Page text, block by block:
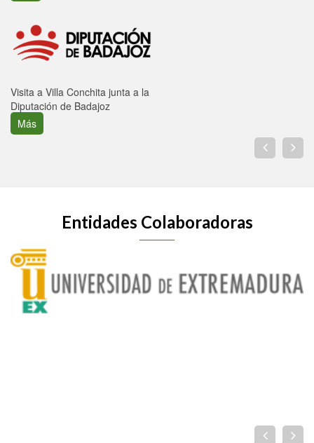
Visita a Villa Conchita junta a la
Diputación de Badajoz
Más
Entidades Colaboradoras